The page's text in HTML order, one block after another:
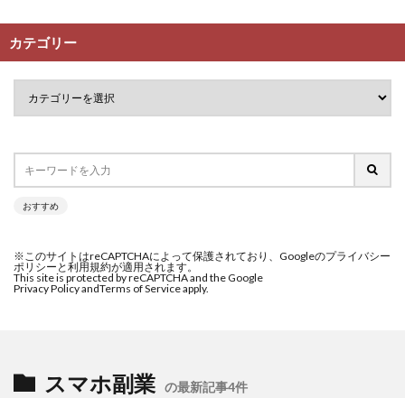
カテゴリー
おすすめ
※このサイトはreCAPTCHAによって保護されており、Googleのプライバシー
ポリシーと利用規約が適用されます。
This site is protected by reCAPTCHA and the Google
Privacy Policy andTerms of Service apply.
スマホ副業 の最新記事4件